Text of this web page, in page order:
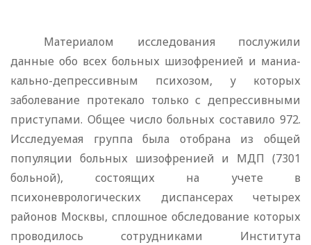
Материалом исследова­ния послужили
данные обо всех больных шизофренией и маниа­
кально-депрессивным психозом, у которых
заболевание протекало только с депрессивными
приступами. Общее число боль­ных составило 972.
Исследуемая группа была отобрана из общей
популяции больных шизофренией и МДП (7301
боль­ной), состоящих на учете в
психоневрологических диспансе­рах четырех
районов Москвы, сплошное обследование кото­рых
проводилось сотрудниками Института